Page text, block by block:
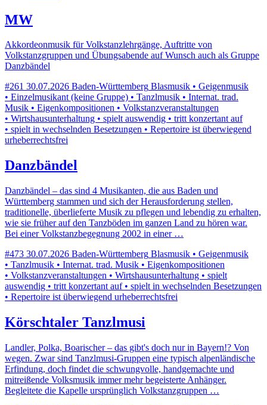
MW
Akkordeonmusik für Volkstanzlehrgänge, Auftritte von
Volkstanzgruppen und Übungsabende auf Wunsch auch als Gruppe
Danzbändel
#261 30.07.2026 Baden-Württemberg Blasmusik • Geigenmusik
• Einzelmusikant (keine Gruppe) • Tanzlmusik • Internat. trad.
Musik • Eigenkompositionen • Volkstanzveranstaltungen
• Wirtshausunterhaltung • spielt auswendig • tritt konzertant auf
• spielt in wechselnden Besetzungen • Repertoire ist überwiegend
urheberrechtsfrei
Danzbändel
Danzbändel – das sind 4 Musikanten, die aus Baden und
Württemberg stammen und sich der Herausforderung stellen,
traditionelle, überlieferte Musik zu pflegen und lebendig zu erhalten,
wie sie früher auf den Tanzböden im ganzen Land zu hören war.
Bei einer Volkstanzbegegnung 2002 in einer …
#473 30.07.2026 Baden-Württemberg Blasmusik • Geigenmusik
• Tanzlmusik • Internat. trad. Musik • Eigenkompositionen
• Volkstanzveranstaltungen • Wirtshausunterhaltung • spielt
auswendig • tritt konzertant auf • spielt in wechselnden Besetzungen
• Repertoire ist überwiegend urheberrechtsfrei
Körschtaler Tanzlmusi
Landler, Polka, Boarischer – das gibt's doch nur in Bayern!? Von
wegen. Zwar sind Tanzlmusi-Gruppen eine typisch alpenländische
Erfindung, doch findet die schwungvolle, handgemachte und
mitreißende Volksmusik immer mehr begeisterte Anhänger.
Begleitete die Kapelle ursprünglich Volkstanzgruppen …